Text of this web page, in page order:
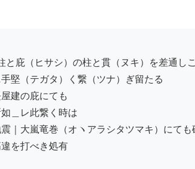
堅（テガタ）く繋（ツナ）ぎ留たる
建の庇にても
＿レ此繋く時は
｜大嵐竜巻（オヽアラシタツマキ）にて
を打べき処有